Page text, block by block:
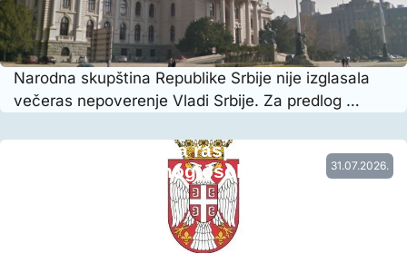
Narodna skupština Republike Srbije nije izglasala
večeras nepoverenje Vladi Srbije. Za predlog …
31.07.2026.
Vraćena prethodna raspodela radnog
vremena nastavnog osoblja…